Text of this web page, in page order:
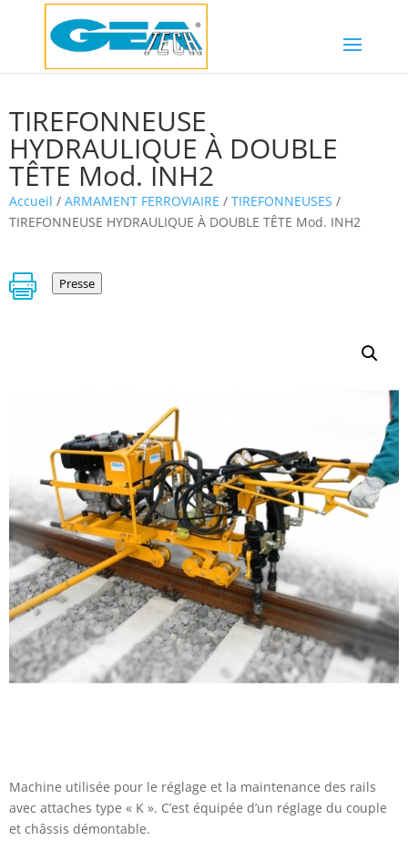
TIREFONNEUSE
HYDRAULIQUE À DOUBLE
TÊTE Mod. INH2
Accueil / ARMAMENT FERROVIAIRE / TIREFONNEUSES /
TIREFONNEUSE HYDRAULIQUE À DOUBLE TÊTE Mod. INH2
 Presse
Machine utilisée pour le réglage et la maintenance des rails
avec attaches type « K ». C’est équipée d’un réglage du couple
et châssis démontable.